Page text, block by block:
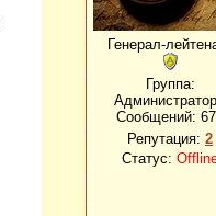
Генерал-
Группа:
Сообщений:
Репутация: 2
Статус: